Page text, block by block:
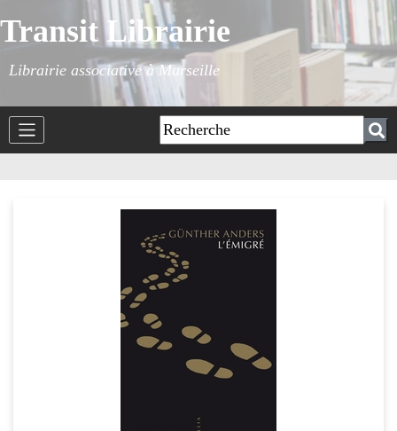
Transit Librairie
Librairie associative à Marseille